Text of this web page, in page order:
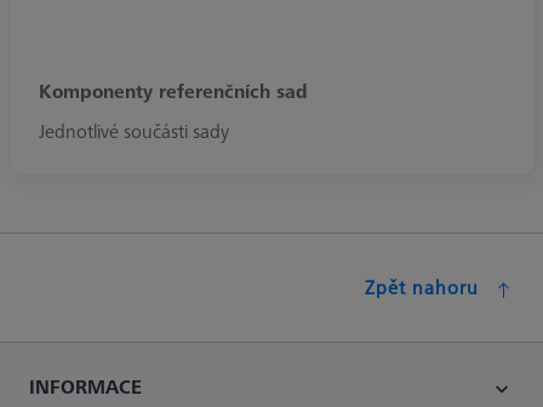
Komponenty referenčních sad
Jednotlivé součásti sady
Zpět nahoru
INFORMACE